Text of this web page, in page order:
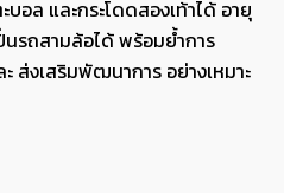
อล และกระโดดสองเท้าได้ อายุ
รถสามล้อได้ พร้อมย้ำการ
งเสริมพัฒนาการ อย่างเหมาะ